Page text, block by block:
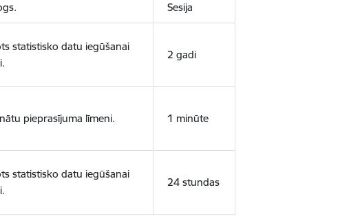
Sesija
statistisko datu iegūšanai
2 gadi
pieprasījuma līmeni. 1 minūte
statistisko datu iegūšanai
24 stundas